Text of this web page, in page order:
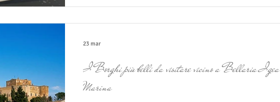
connessioni profonde con la creatività, la natura e la
I Borghi più belli da visitare vicino a Bellaria Igea
Marina
23 mar